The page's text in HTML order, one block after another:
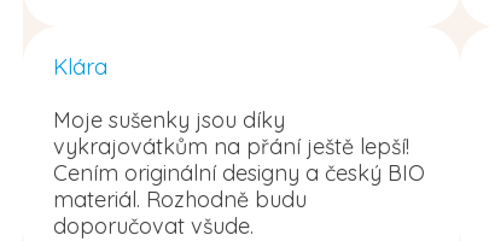
Klára
Moje sušenky jsou díky
vykrajovátkům na přání ještě lepší!
Cením originální designy a český BIO
materiál. Rozhodně budu
doporučovat všude.